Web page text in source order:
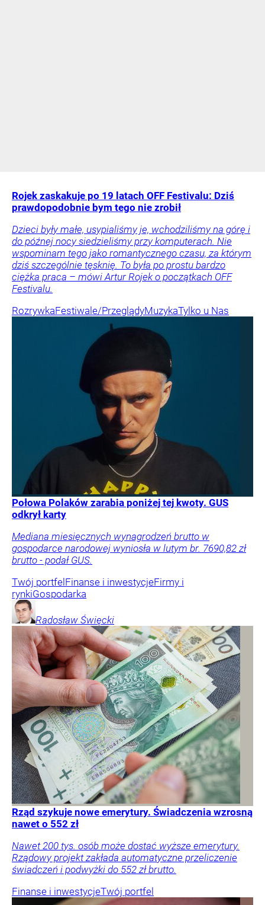
Rojek zaskakuje po 19 latach OFF Festivalu: Dziś
prawdopodobnie bym tego nie zrobił
Dzieci były małe, usypialiśmy je, wchodziliśmy na górę i
do późnej nocy siedzieliśmy przy komputerach. Nie
wspominam tego jako romantycznego czasu, za którym
dziś szczególnie tęsknię. To była po prostu bardzo
ciężka praca – mówi Artur Rojek o początkach OFF
Festivalu.
RozrywkaFestiwale/PrzeglądyMuzykaTylko u Nas
Połowa Polaków zarabia poniżej tej kwoty. GUS
odkrył karty
Mediana miesięcznych wynagrodzeń brutto w
gospodarce narodowej wyniosła w lutym br. 7690,82 zł
brutto - podał GUS.
Twój portfel Finanse i inwestycjeFirmy i
rynkiGospodarka
Radosław Święcki
Rząd szykuje nowe emerytury. Świadczenia wzrosną
nawet o 552 zł
Nawet 200 tys. osób może dostać wyższe emerytury.
Rządowy projekt zakłada automatyczne przeliczenie
świadczeń i podwyżki do 552 zł brutto.
Finanse i inwestycjeTwój portfel